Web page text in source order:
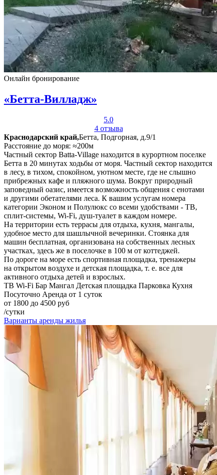
Онлайн бронирование
«Бетта-Вилладж»
5.0
4 отзыва
Краснодарский край,Бетта, Подгорная, д.9/1
Расстояние до моря: ≈200м
Частный сектор Batta-Village находится в курортном поселке
Бетта в 20 минутах ходьбы от моря. Частный сектор находится
в лесу, в тихом, спокойном, уютном месте, где не слышно
прибрежных кафе и пляжного шума. Вокруг природный
заповедный оазис, имеется возможность общения с енотами
и другими обетателями леса. К вашим услугам номера
категории Эконом и Полулюкс со всеми удобствами - ТВ,
сплит-системы, Wi-Fi, душ-туалет в каждом номере.
На территории есть террасы для отдыха, кухня, мангалы,
удобное место для шашлычной вечеринки. Стоянка для
машин бесплатная, организована на собственных лесных
участках, здесь же в поселочке в 100 м от коттеджей.
По дороге на море есть спортивная площадка, тренажеры
на открытом воздухе и детская площадка, т. е. все для
активного отдыха детей и взрослых.
ТВ Wi-Fi Бар Мангал Детская площадка Парковка Кухня
Посуточно Аренда от 1 суток
от 1800 до 4500 руб
/сутки
Варианты аренды жилья